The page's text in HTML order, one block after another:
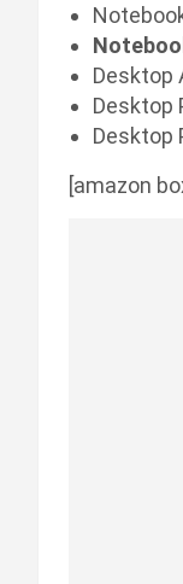
Desktop
Desktop
Desktop
[amazon